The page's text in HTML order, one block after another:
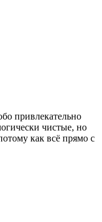
привлекательно
чистые, но
как всё прямо с